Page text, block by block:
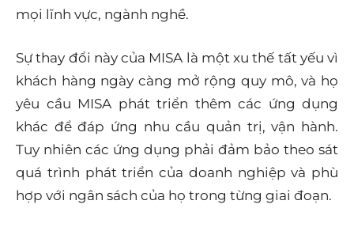
mọi lĩnh vực, ngành nghề.
Sự thay đổi này của MISA là một xu thế tất yếu vì
khách hàng ngày càng mở rộng quy mô, và họ
yêu cầu MISA phát triển thêm các ứng dụng
khác để đáp ứng nhu cầu quản trị, vận hành.
Tuy nhiên các ứng dụng phải đảm bảo theo sát
quá trình phát triển của doanh nghiệp và phù
hợp với ngân sách của họ trong từng giai đoạn.